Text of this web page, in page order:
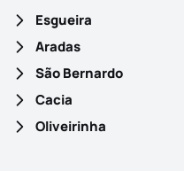
Esgueira
Aradas
São Bernardo
Cacia
Oliveirinha